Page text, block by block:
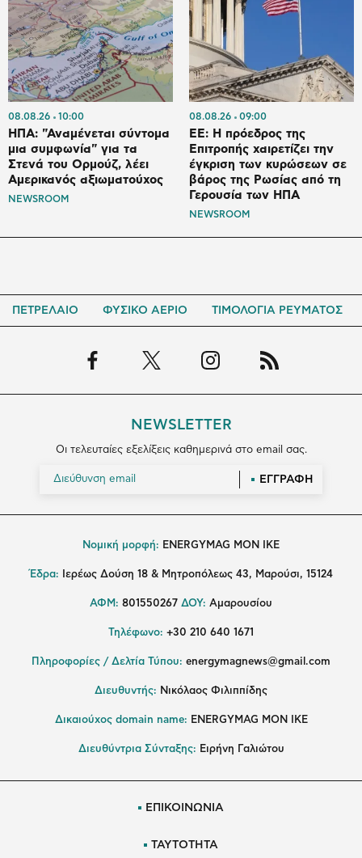
08.08.26 10:00
ΗΠΑ: "Αναμένεται σύντομα
μια συμφωνία" για τα
Στενά του Ορμούζ, λέει
Αμερικανός αξιωματούχος
NEWSROOM
08.08.26 09:00
ΕΕ: Η πρόεδρος της
Επιτροπής χαιρετίζει την
έγκριση των κυρώσεων σε
βάρος της Ρωσίας από τη
Γερουσία των ΗΠΑ
NEWSROOM
ΠΕΤΡΕΛΑΙΟ ΦΥΣΙΚΟ ΑΕΡΙΟ ΤΙΜΟΛΟΓΙΑ ΡΕΥΜΑΤΟΣ
NEWSLETTER
Οι τελευταίες εξελίξεις καθημερινά στο email σας.
ΕΓΓΡΑΦΗ
Νομική μορφή: ENERGYMAG MON IKE
Έδρα: Ιερέως Δούση 18 & Μητροπόλεως 43, Μαρούσι, 15124
ΑΦΜ: 801550267 ΔΟΥ: Αμαρουσίου
Τηλέφωνο: +30 210 640 1671
Πληροφορίες / Δελτία Τύπου: energymagnews@gmail.com
Διευθυντής: Νικόλαος Φιλιππίδης
Δικαιούχος domain name: ENERGYMAG ΜΟΝ ΙΚΕ
Διευθύντρια Σύνταξης: Ειρήνη Γαλιώτου
ΕΠΙΚΟΙΝΩΝΙΑ
ΤΑΥΤΟΤΗΤΑ